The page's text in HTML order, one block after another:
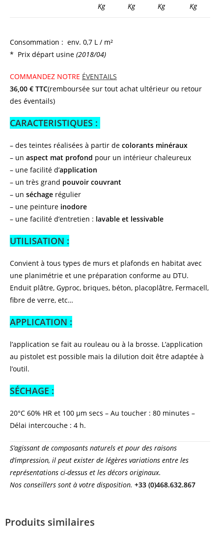
Kg Kg Kg Kg
Consommation : env. 0,7 L / m²
* Prix départ usine (2018/04)
COMMANDEZ NOTRE ÉVENTAILS
36,00 € TTC(remboursée sur tout achat ultérieur ou retour
des éventails)
CARACTERISTIQUES :
– des teintes réalisées à partir de colorants minéraux
– un aspect mat profond pour un intérieur chaleureux
– une facilité d’application
– un très grand pouvoir couvrant
– un séchage régulier
– une peinture inodore
– une facilité d’entretien : lavable et lessivable
UTILISATION :
Convient à tous types de murs et plafonds en habitat avec
une planimétrie et une préparation conforme au DTU.
Enduit plâtre, Gyproc, briques, béton, placoplâtre, Fermacell,
fibre de verre, etc…
APPLICATION :
l’application se fait au rouleau ou à la brosse. L’application
au pistolet est possible mais la dilution doit être adaptée à
l’outil.
SÉCHAGE :
20°C 60% HR et 100 µm secs – Au toucher : 80 minutes –
Délai intercouche : 4 h.
S’agissant de composants naturels et pour des raisons
d’impression, il peut exister de légères variations entre les
représentations ci-dessus et les décors originaux.
Nos conseillers sont à votre disposition. +33 (0)468.632.867
Produits similaires